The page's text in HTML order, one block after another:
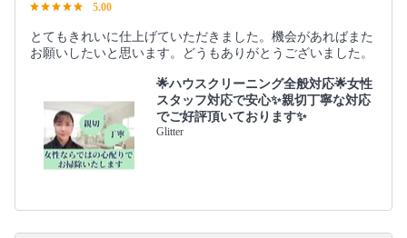
5.00
とてもきれいに仕上げていただきました。機会があればまた
お願いしたいと思います。どうもありがとうございました。
🌟ハウスクリーニング全般対応🌟女性
スタッフ対応で安心✨親切丁寧な対応
でご好評頂いております✨
Glitter